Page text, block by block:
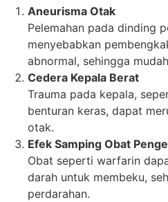
Aneurisma Otak
Pelemahan pada dinding
menyebabkan
abnormal, sehingga
Cedera Kepala Berat
Trauma pada kepala,
benturan keras, dapat
otak.
Efek Samping Obat
Obat seperti warfarin
darah untuk membeku,
perdarahan.